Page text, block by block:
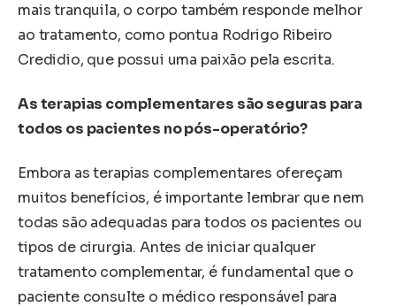
mais tranquila, o corpo também responde melhor
ao tratamento, como pontua Rodrigo Ribeiro
Credidio, que possui uma paixão pela escrita.
As terapias complementares são seguras para
todos os pacientes no pós-operatório?
Embora as terapias complementares ofereçam
muitos benefícios, é importante lembrar que nem
todas são adequadas para todos os pacientes ou
tipos de cirurgia. Antes de iniciar qualquer
tratamento complementar, é fundamental que o
paciente consulte o médico responsável para